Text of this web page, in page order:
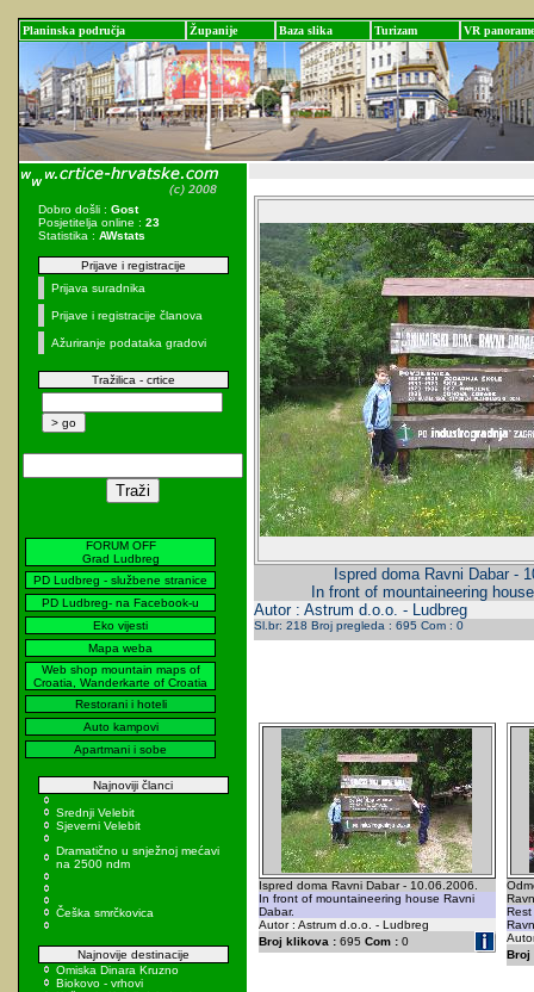
Planinska područja Županije Baza slika Turizam VR panorame
Dobro došli : Gost
Posjetitelja online : 23
Statistika : AWstats
Prijave i registracije
Prijava suradnika
Prijave i registracije članova
Ažuriranje podataka gradovi
Tražilica - crtice
FORUM OFF
Grad Ludbreg
PD Ludbreg - službene stranice
PD Ludbreg- na Facebook-u
Eko vijesti
Mapa weba
Web shop mountain maps of
Croatia, Wanderkarte of Croatia
Restorani i hoteli
Auto kampovi
Apartmani i sobe
Najnoviji članci
Srednji Velebit
Sjeverni Velebit
Dramatično u snježnoj mećavi
na 2500 ndm
Češka smrčkovica
Najnovije destinacije
Omiska Dinara Kruzno
Biokovo - vrhovi
Ispred doma Ravni Dabar -
In front of mountaineering
Autor : Astrum d.o.o. - Ludbreg
Sl.br: 218 Broj pregleda : 695 Com : 0
Ispred doma Ravni Dabar - 10.06.2006.
In front of mountaineering house Ravni
Dabar.
Autor : Astrum d.o.o. - Ludbreg
Broj klikova :695 Com :0
Broj